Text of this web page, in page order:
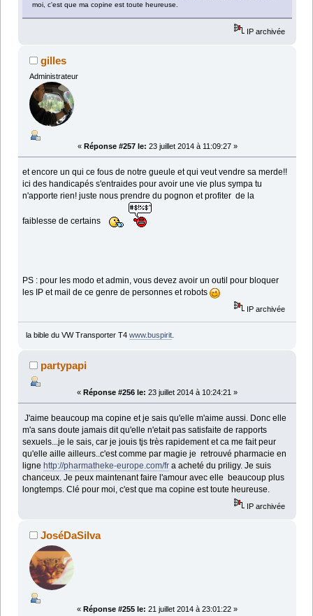
moi, c'est que ma copine est toute heureuse.
IP archivée
gilles
Administrateur
« Réponse #257 le: 23 juillet 2014 à 11:09:27 »
et encore un qui ce fous de notre gueule et qui veut vendre sa merde!!
ici des handicapés s'entraides pour avoir une vie plus sympa tu
n'apporte rien! juste nous prendre du pognon et profiter de la
faiblesse de certains
PS : pour les modo et admin, vous devez avoir un outil pour bloquer
les IP et mail de ce genre de personnes et robots
IP archivée
la bible du VW Transporter T4 www.buspirit.
partypapi
« Réponse #256 le: 23 juillet 2014 à 10:24:21 »
J'aime beaucoup ma copine et je sais qu'elle m'aime aussi. Donc elle
m'a sans doute jamais dit qu'elle n'etait pas satisfaite de rapports
sexuels...je le sais, car je jouis tjs très rapidement et ca me fait peur
qu'elle aille ailleurs..c'est comme par magie je retrouvé pharmacie en
lignehttp://pharmatheke-europe.com/fr a acheté du priligy. Je suis
chanceux. Je peux maintenant faire l'amour avec elle beaucoup plus
longtemps. Clé pour moi, c'est que ma copine est toute heureuse.
IP archivée
JoséDaSilva
« Réponse #255 le: 21 juillet 2014 à 23:01:22 »